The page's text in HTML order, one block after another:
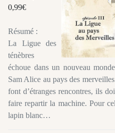
0,99€
Résumé :
La Ligue des
ténèbres
échoue dans un nouveau
Sam Alice au pays des
font d’étranges rencontres, ils
faire repartir la machine. Pour
lapin blanc…